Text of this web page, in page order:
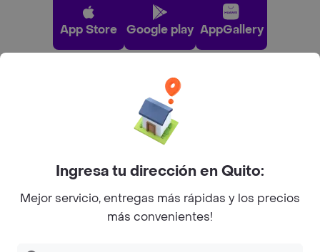
App Store Google play AppGallery
Pide tu comida favorita cerca de ti
Ingresa tu dirección en Quito:
Mejor servicio, entregas más rápidas y los precios
más convenientes!